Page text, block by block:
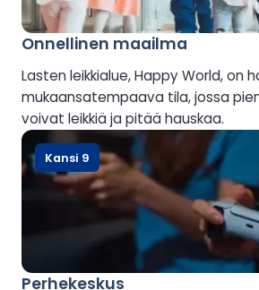
Onnellinen maailma
Lasten leikkialue, Happy World, on
mukaansatempaava tila, jossa
voivat leikkiä ja pitää hauskaa.
Perhekeskus
Kansi 9